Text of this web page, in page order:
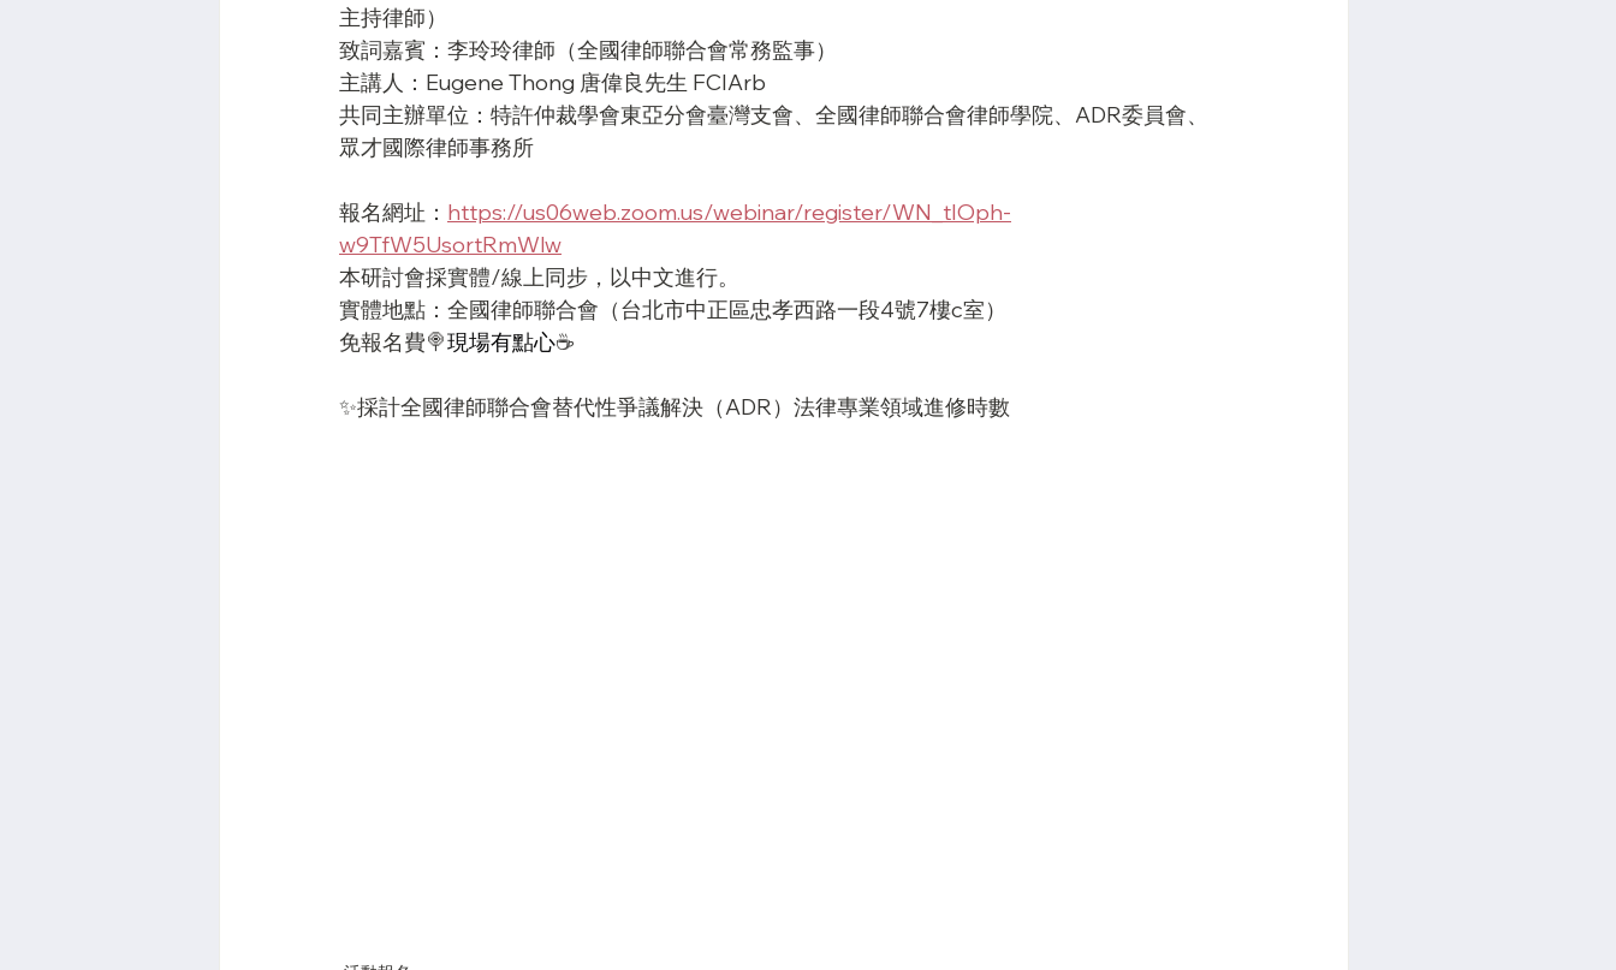
主持律師）
致詞嘉賓：李玲玲律師（全國律師聯合會常務監事）
主講人：Eugene Thong 唐偉良先生 FCIArb
共同主辦單位：特許仲裁學會東亞分會臺灣支會、全國律師聯合會律師學院、ADR委員會、
眾才國際律師事務所
報名網址： https://us06web.zoom.us/webinar/register/WN_tIOph-
w9TfW5UsortRmWlw
本研討會採實體/線上同步，以中文進行。
實體地點：全國律師聯合會（台北市中正區忠孝西路一段4號7樓c室）
免報名費🍭現場有點心☕️
✨採計全國律師聯合會替代性爭議解決（ADR）法律專業領域進修時數